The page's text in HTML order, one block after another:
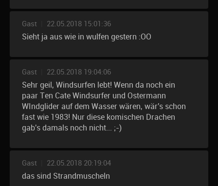
Gast 22.05.2018 15:01:36
Sieht ja aus wie in wulfen gestern :OO
Gast 22.05.2018 19:04:06
Sehr geil, Windsurfen lebt! Wenn da noch ein
paar Ten Cate Windsurfer und Ostermann
WIndglider auf dem Wasser wären, wär's schon
fast wie 1983! Nur diese komischen Drachen
gab's damals noch nicht... ;-)
Gast 22.05.2018 20:19:04
das sind Strandmuscheln